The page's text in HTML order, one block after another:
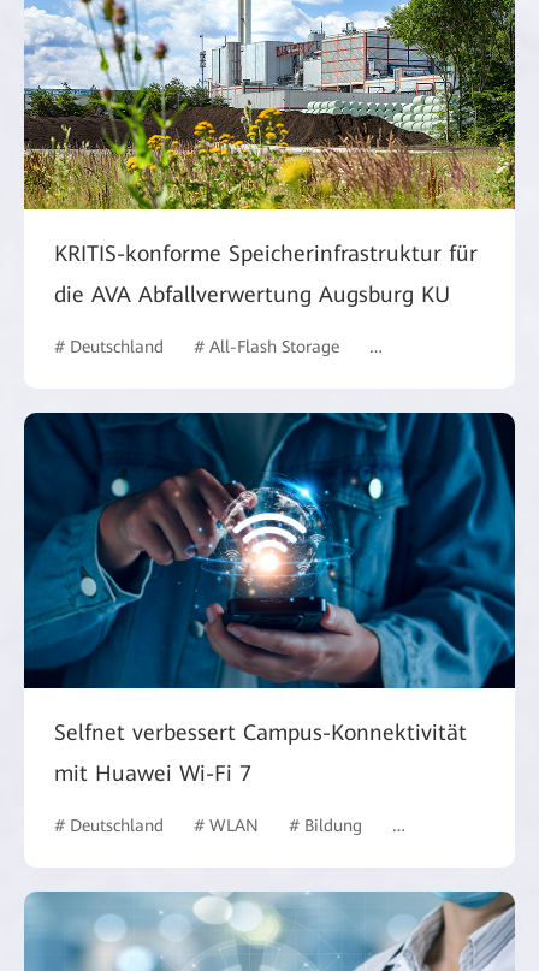
KRITIS-konforme Speicherinfrastruktur für
die AVA Abfallverwertung Augsburg KU
# Deutschland # All-Flash Storage # Behörden
Selfnet verbessert Campus-Konnektivität
mit Huawei Wi-Fi 7
# Deutschland # WLAN # Bildung # Bildungswesen